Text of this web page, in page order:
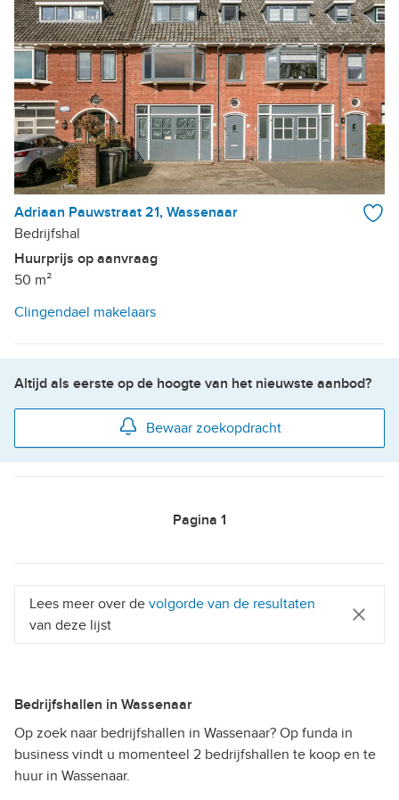
Adriaan Pauwstraat 21, Wassenaar
Bedrijfshal
Huurprijs op aanvraag
50 m²
Clingendael makelaars
Altijd als eerste op de hoogte van het nieuwste aanbod?
Bewaar zoekopdracht
Pagina 1
Lees meer over de volgorde van de resultaten
van deze lijst
Bedrijfshallen in Wassenaar
Op zoek naar bedrijfshallen in Wassenaar? Op funda in
business vindt u momenteel 2 bedrijfshallen te koop en te
huur in Wassenaar.